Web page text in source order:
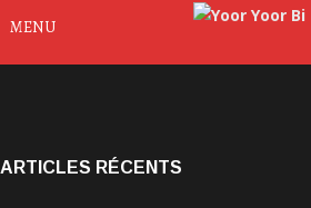
ARTICLES RÉCENTS
MENU